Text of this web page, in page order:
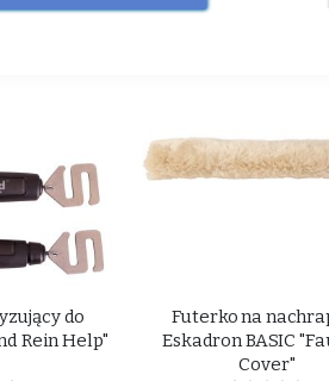
do
Rein Help"
Futerko na
Eskadron BASIC
Cover"